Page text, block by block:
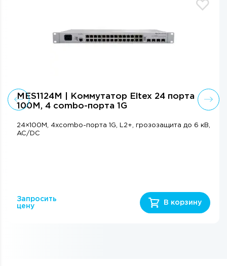
MES1124M | Коммутатор Eltex 24 порта
100М, 4 combo-порта 1G
24×100М, 4xcombo-порта 1G, L2+, грозозащита до 6 кВ,
AC/DC
Запросить
цену
В корзину